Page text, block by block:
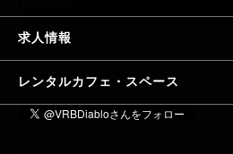
求人情報
レンタルカフェ・スペース